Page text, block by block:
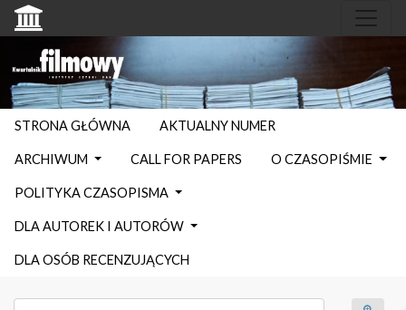
STRONA GŁÓWNA AKTUALNY NUMER
ARCHIWUM CALL FOR PAPERS O CZASOPIŚMIE
POLITYKA CZASOPISMA
DLA AUTOREK I AUTORÓW
DLA OSÓB RECENZUJĄCYCH